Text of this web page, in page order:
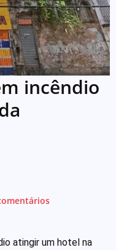
incêndio
atingir um hotel na